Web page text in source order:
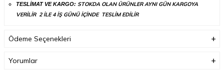
TESLİMAT VE KARGO: STOKDA OLAN ÜRÜNLER AYNI GÜN KARGOYA
VERİLİR 2 İLE 4 İŞ GÜNÜ İÇİNDE TESLİM EDİLİR
Ödeme Seçenekleri
Yorumlar